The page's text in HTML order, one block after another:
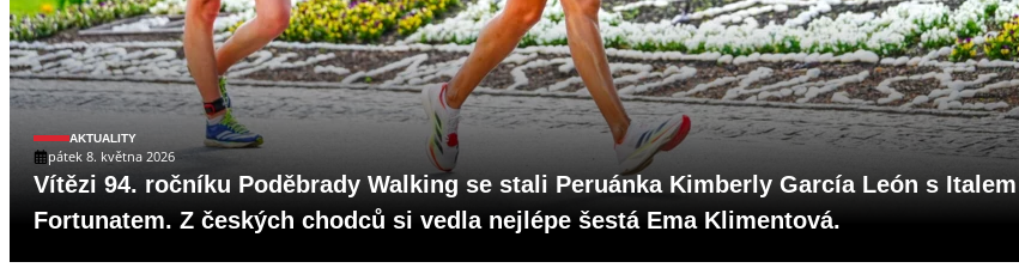
AKTUALITY
pátek 8. května 2026
Vítězi 94. ročníku Poděbrady Walking se stali Peruánka Kimberly García León s
Fortunatem. Z českých chodců si vedla nejlépe šestá Ema Klimentová.